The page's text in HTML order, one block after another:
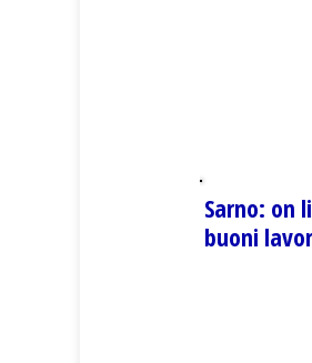
Sarno: on
buoni